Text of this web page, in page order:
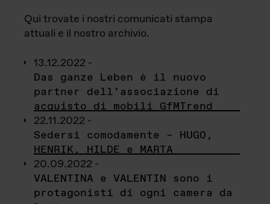
Qui trovate i nostri comunicati stampa
attuali e il nostro archivio.
13.12.2022 -
Das ganze Leben è il nuovo
partner dell’associazione di
acquisto di mobili GfMTrend
22.11.2022 -
Sedersi comodamente – HUGO,
HENRIK, HILDE e MARTA
20.09.2022 -
VALENTINA e VALENTIN sono i
protagonisti di ogni camera da